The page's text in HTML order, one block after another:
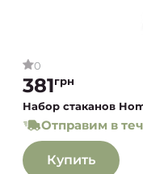
0
381грн
Набор стаканов
Отправим в
Купить